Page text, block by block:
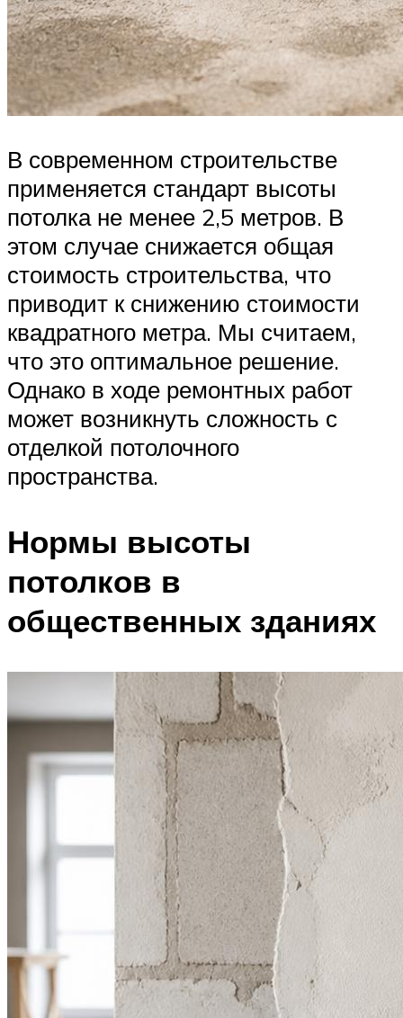
В современном строительстве
применяется стандарт высоты
потолка не менее 2,5 метров. В
этом случае снижается общая
стоимость строительства, что
приводит к снижению стоимости
квадратного метра. Мы считаем,
что это оптимальное решение.
Однако в ходе ремонтных работ
может возникнуть сложность с
отделкой потолочного
пространства.
Нормы высоты
потолков в
общественных зданиях